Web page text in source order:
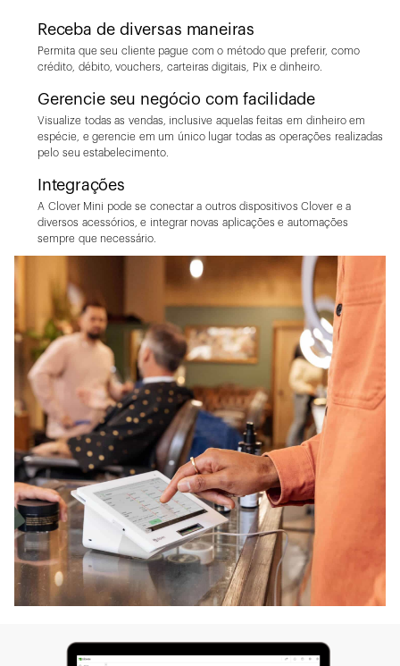
Receba de diversas maneiras
Permita que seu cliente pague com o método que preferir, como
crédito, débito, vouchers, carteiras digitais, Pix e dinheiro.
Gerencie seu negócio com facilidade
Visualize todas as vendas, inclusive aquelas feitas em dinheiro em
espécie, e gerencie em um único lugar todas as operações realizadas
pelo seu estabelecimento.
Integrações
A Clover Mini pode se conectar a outros dispositivos Clover e a
diversos acessórios, e integrar novas aplicações e automações
sempre que necessário.